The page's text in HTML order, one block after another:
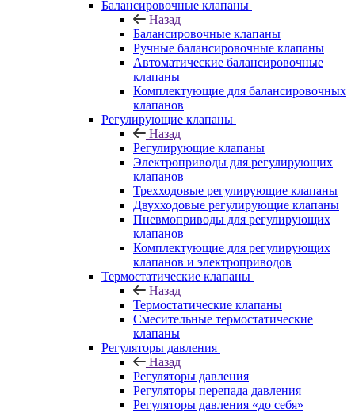
Балансировочные клапаны
Назад
Балансировочные клапаны
Ручные балансировочные клапаны
Автоматические балансировочные
клапаны
Комплектующие для балансировочных
клапанов
Регулирующие клапаны
Назад
Регулирующие клапаны
Электроприводы для регулирующих
клапанов
Трехходовые регулирующие клапаны
Двухходовые регулирующие клапаны
Пневмоприводы для регулирующих
клапанов
Комплектующие для регулирующих
клапанов и электроприводов
Термостатические клапаны
Назад
Термостатические клапаны
Смесительные термостатические
клапаны
Регуляторы давления
Назад
Регуляторы давления
Регуляторы перепада давления
Регуляторы давления «до себя»